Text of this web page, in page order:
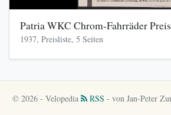
Patria WKC Chrom-Fahrräder
1937, Preisliste, 5 Seiten
© 2026 - Velopedia RSS - von Jan-Peter